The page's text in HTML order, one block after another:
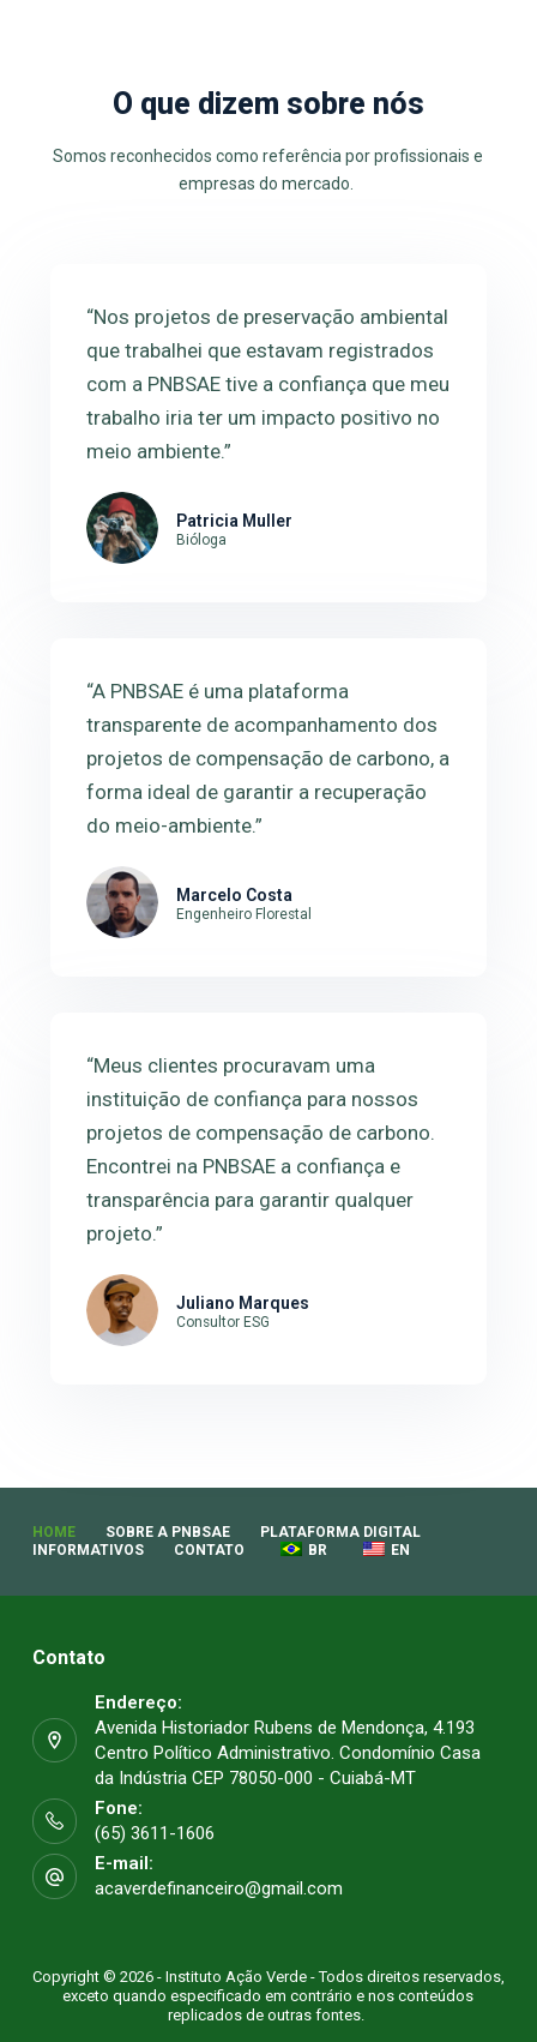
O que dizem sobre nós
Somos reconhecidos como referência por profissionais e
empresas do mercado.
“Nos projetos de preservação ambiental
que trabalhei que estavam registrados
com a PNBSAE tive a confiança que meu
trabalho iria ter um impacto positivo no
meio ambiente.”
Patricia Muller
Bióloga
“A PNBSAE é uma plataforma
transparente de acompanhamento dos
projetos de compensação de carbono, a
forma ideal de garantir a recuperação
do meio-ambiente.”
Marcelo Costa
Engenheiro Florestal
“Meus clientes procuravam uma
instituição de confiança para nossos
projetos de compensação de carbono.
Encontrei na PNBSAE a confiança e
transparência para garantir qualquer
projeto.”
Juliano Marques
Consultor ESG
HOME SOBRE A PNBSAE
PLATAFORMA DIGITAL
INFORMATIVOS
CONTATO BR EN
Contato
Endereço:
Avenida Historiador Rubens de Mendonça, 4.193
Centro Político Administrativo. Condomínio Casa
da Indústria CEP 78050-000 - Cuiabá-MT
Fone:
(65) 3611-1606
E-mail:
acaverdefinanceiro@gmail.com
Copyright © 2026 - Instituto Ação Verde - Todos direitos reservados,
exceto quando especificado em contrário e nos conteúdos
replicados de outras fontes.